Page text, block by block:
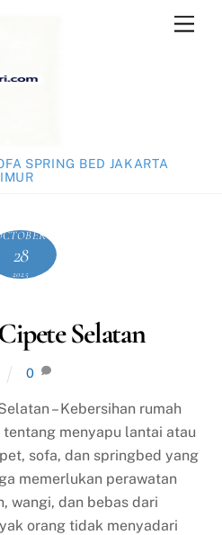
SPRING BED JAKARTA
28
2025
Selatan
0
– Kebersihan rumah
menyapu lantai atau
sofa, dan springbed yang
memerlukan perawatan
wangi, dan bebas dari
orang tidak menyadari